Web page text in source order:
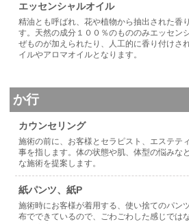
エッセンシャルオイル
精油とも呼ばれ、花や植物から抽出された香
す。天然の成分１００％のもののみエッセン
ぜものが加えられたり、人工的に香り付けさ
イルやアロマオイルとなります。
か行
カウンセリング
施術の前に、お客様とセラピスト、エステテ
事を指します。体の状態や肌、体型の悩みな
な施術を提案します。
紙パンツ、紙P
施術時にお客様が着用する、使い捨てのパン
布でできているので、ごわごわした感じでは